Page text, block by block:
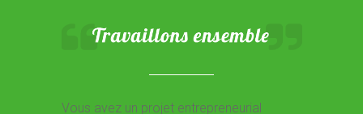
Vous avez un projet entrepreneurial